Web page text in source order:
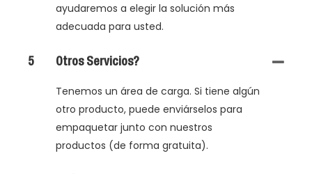
ayudaremos a elegir la solución más
adecuada para usted.
5 Otros Servicios?
Tenemos un área de carga. Si tiene algún
otro producto, puede enviárselos para
empaquetar junto con nuestros
productos (de forma gratuita).